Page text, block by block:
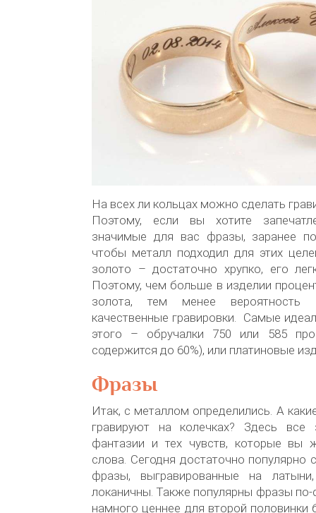
На всех ли кольцах можно сделать
Поэтому, если вы хотите
значимые для вас фразы, заранее
чтобы металл подходил для этих
золото – достаточно хрупко, его
Поэтому, чем больше в изделии
золота, тем менее
качественные гравировки. Самые
этого – обручалки 750 или 585
содержится до 60%), или платиновые
Фразы
Итак, с металлом определились. А
гравируют на колечках? Здесь все
фантазии и тех чувств, которые вы
слова. Сегодня достаточно популярно
фразы, выгравированные на
локаничны. Также популярны фразы по-
намного ценнее для второй половинки